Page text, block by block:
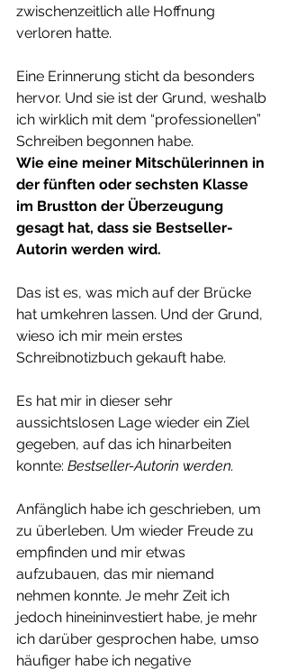
zwischenzeitlich alle Hoffnung
verloren hatte.
Eine Erinnerung sticht da besonders
hervor. Und sie ist der Grund, weshalb
ich wirklich mit dem “professionellen”
Schreiben begonnen habe.
Wie eine meiner Mitschülerinnen in
der fünften oder sechsten Klasse
im Brustton der Überzeugung
gesagt hat, dass sie Bestseller-
Autorin werden wird.
Das ist es, was mich auf der Brücke
hat umkehren lassen. Und der Grund,
wieso ich mir mein erstes
Schreibnotizbuch gekauft habe.
Es hat mir in dieser sehr
aussichtslosen Lage wieder ein Ziel
gegeben, auf das ich hinarbeiten
konnte: Bestseller-Autorin werden.
Anfänglich habe ich geschrieben, um
zu überleben. Um wieder Freude zu
empfinden und mir etwas
aufzubauen, das mir niemand
nehmen konnte. Je mehr Zeit ich
jedoch hineininvestiert habe, je mehr
ich darüber gesprochen habe, umso
häufiger habe ich negative